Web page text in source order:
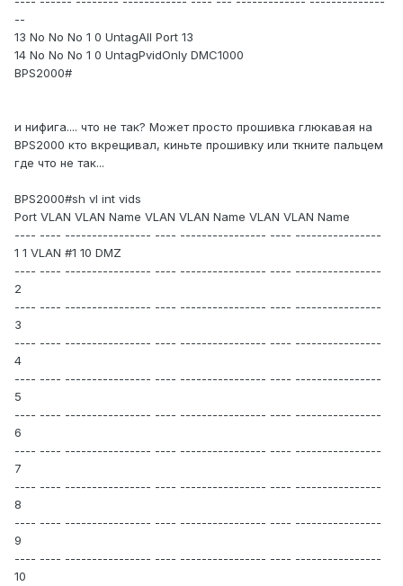
--
13 No No No 1 0 UntagAll Port 13
14 No No No 1 0 UntagPvidOnly DMC1000
BPS2000#
и нифига.... что не так? Может просто прошивка глюкавая на
BPS2000 кто вкрещивал, киньте прошивку или ткните пальцем
где что не так...
BPS2000#sh vl int vids
Port VLAN VLAN Name VLAN VLAN Name VLAN VLAN Name
---- ---- ---------------- ---- ---------------- ---- ----------------
1 1 VLAN #1 10 DMZ
---- ---- ---------------- ---- ---------------- ---- ----------------
2
---- ---- ---------------- ---- ---------------- ---- ----------------
3
---- ---- ---------------- ---- ---------------- ---- ----------------
4
---- ---- ---------------- ---- ---------------- ---- ----------------
5
---- ---- ---------------- ---- ---------------- ---- ----------------
6
---- ---- ---------------- ---- ---------------- ---- ----------------
7
---- ---- ---------------- ---- ---------------- ---- ----------------
8
---- ---- ---------------- ---- ---------------- ---- ----------------
9
---- ---- ---------------- ---- ---------------- ---- ----------------
10